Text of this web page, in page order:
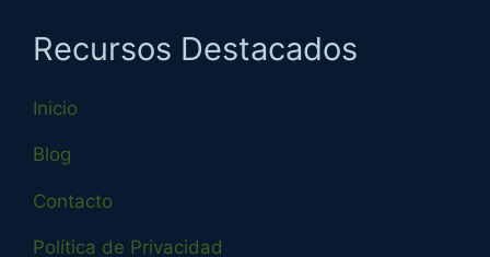
Recursos Destacados
Inicio
Blog
Contacto
Política de Privacidad